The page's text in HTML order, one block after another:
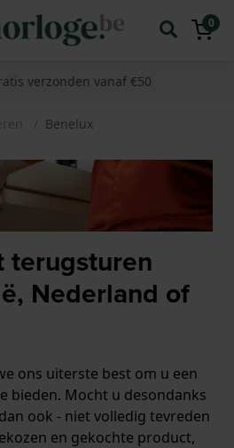
0
verzonden vanaf €50
Benelux
terugsturen
Nederland of
ons uiterste best om u een
bieden. Mocht u desondanks
ook - niet volledig tevreden
en gekochte product,